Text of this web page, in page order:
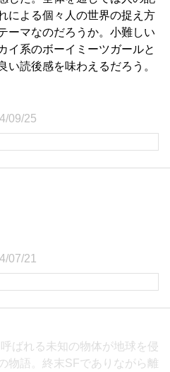
による個々人の世界の捉え方
ーマなのだろうか。小難しい
イ系のボーイミーツガールと
い読後感を味わえるだろう。
09/25
07/21
呼ばれる未知の物体が地球を侵
物語。終末SFでありながら離